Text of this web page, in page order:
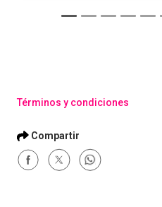
Términos y condiciones